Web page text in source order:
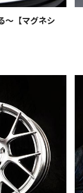
〜【マグネシ